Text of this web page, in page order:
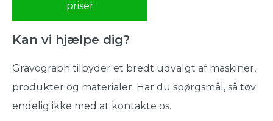
priser
Kan vi hjælpe dig?
Gravograph tilbyder et bredt udvalgt af maskiner,
produkter og materialer. Har du spørgsmål, så tøv
endelig ikke med at kontakte os.